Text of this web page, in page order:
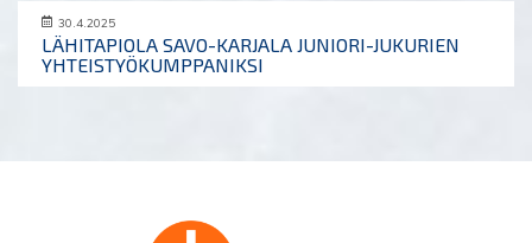
30.4.2025
LÄHITAPIOLA SAVO-KARJALA JUNIORI-JUKURIEN
YHTEISTYÖKUMPPANIKSI